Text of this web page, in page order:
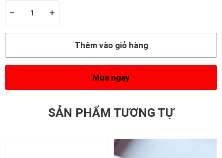
– +
Thêm vào giỏ hàng
Mua ngay
SẢN PHẨM TƯƠNG TỰ